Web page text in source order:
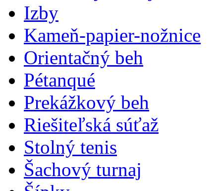
Izby
Kameň-papier-nožnice
Orientačný beh
Pétanqué
Prekážkový beh
Riešiteľská súťaž
Stolný tenis
Šachový turnaj